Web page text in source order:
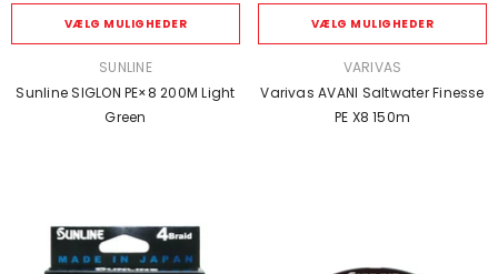
VÆLG MULIGHEDER
SUNLINE
Sunline SIGLON PE×8 200M Light
Green
VÆLG MULIGHEDER
VARIVAS
Varivas AVANI Saltwater Finesse
PE X8 150m